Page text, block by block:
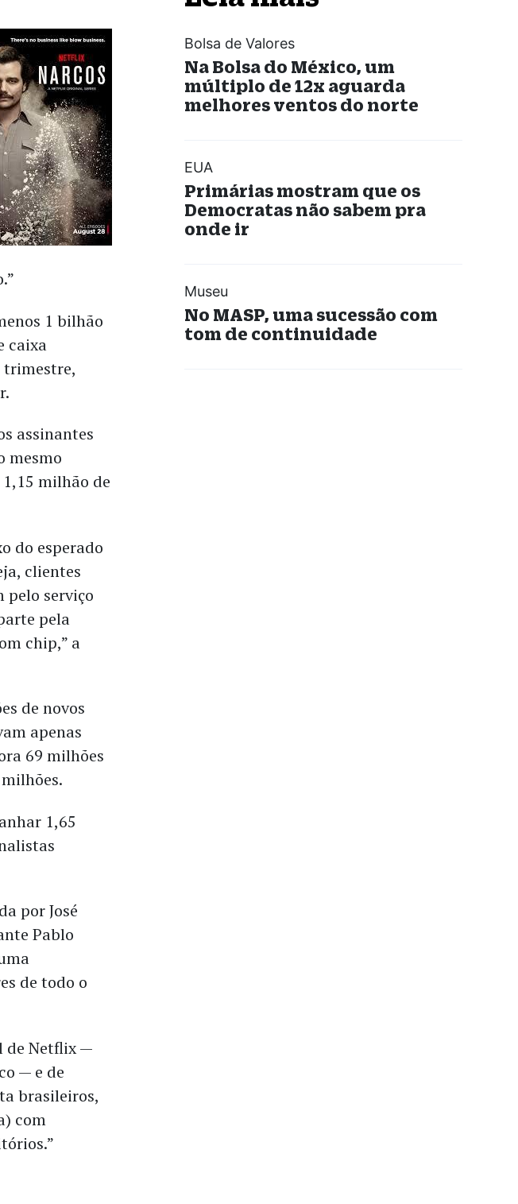
1 bilhão
caixa
trimestre,
assinantes
mesmo
milhão de
do esperado
clientes
pelo serviço
pela
chip,” a
de novos
apenas
69 milhões
1,65
por José
Pablo
de todo o
de Netflix —
— e de
brasileiros,
com
Bolsa de Valores
Na Bolsa do México, um
múltiplo de 12x aguarda
melhores ventos do norte
EUA
Primárias mostram que os
Democratas não sabem pra
onde ir
Museu
No MASP, uma sucessão com
tom de continuidade